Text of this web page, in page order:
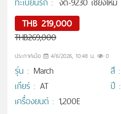
THB 219,000
THB269,000
ประกาศเมื่อ 4/6/2026, 10:48 น. 0
รุ่น : March สี :
เกียร์ : AT ปี :
เครื่องยนต์ : 1,200E